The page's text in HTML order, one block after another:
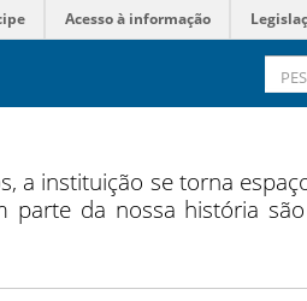
Acesso à informação
a instituição se torna
parte da nossa história